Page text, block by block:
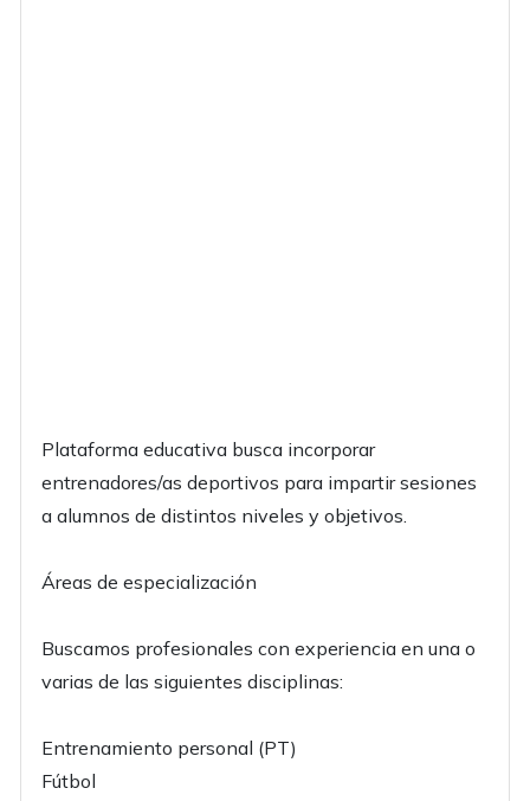
Plataforma educativa busca incorporar
entrenadores/as deportivos para impartir sesiones
a alumnos de distintos niveles y objetivos.
Áreas de especialización
Buscamos profesionales con experiencia en una o
varias de las siguientes disciplinas:
Entrenamiento personal (PT)
Fútbol